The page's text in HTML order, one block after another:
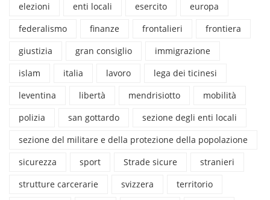
elezioni
enti locali esercito
europa
federalismo
finanze frontalieri
frontiera
giustizia
gran consiglio
immigrazione
islam
italia lavoro
lega dei ticinesi
leventina
libertà mendrisiotto
mobilità
polizia
san gottardo
sezione degli enti locali
sezione del militare e della protezione della popolazione
sicurezza
sport Strade sicure
stranieri
strutture carcerarie
svizzera
territorio